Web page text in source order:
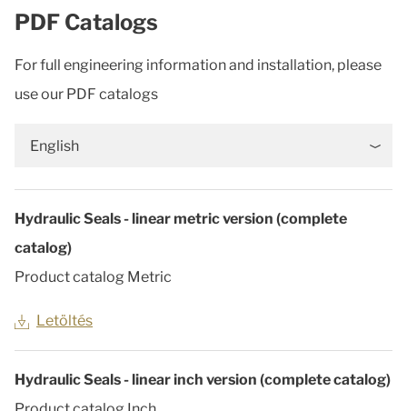
PDF Catalogs
For full engineering information and installation, please
use our PDF catalogs
English
Hydraulic Seals - linear metric version (complete
catalog)
Product catalog Metric
Letöltés
Hydraulic Seals - linear inch version (complete catalog)